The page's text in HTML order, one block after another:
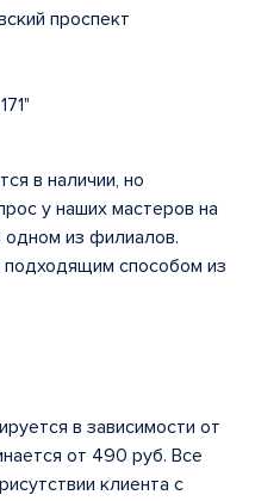
проспект
в наличии, но
у наших мастеров на
одном из филиалов.
способом из
в зависимости от
от 490 руб. Все
клиента с